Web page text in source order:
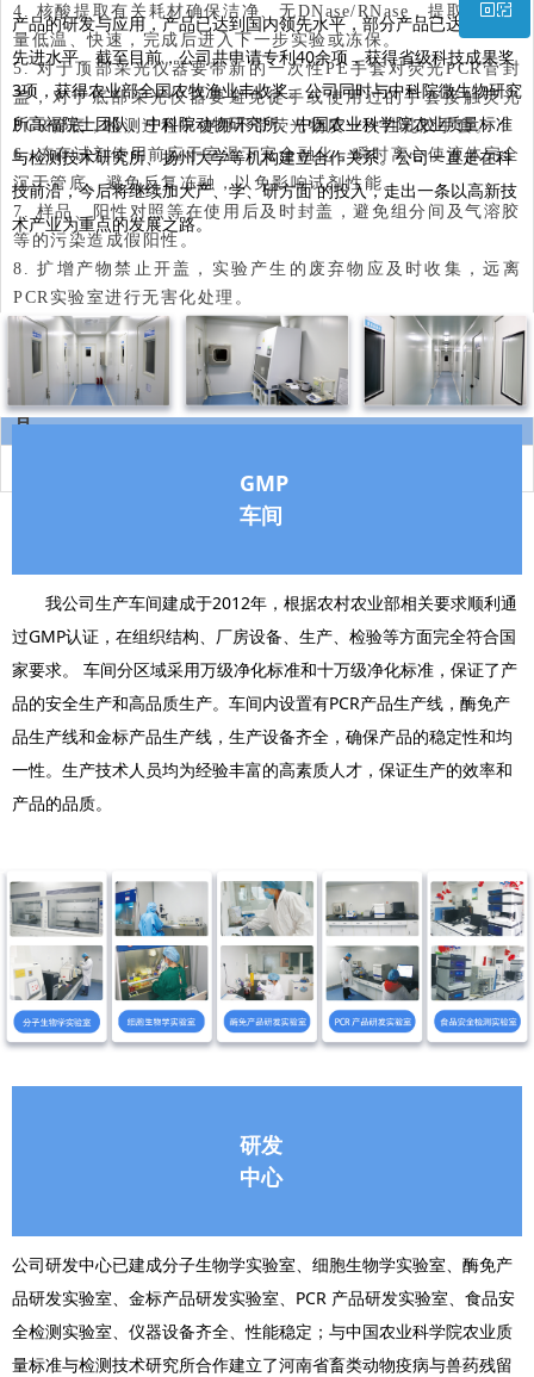
4. 核酸提取有关耗材确保洁净、无DNase/RNase，提取过程尽
量低温、快速，完成后进入下一步实验或冻保。
5. 对于顶部采光仪器要带新的一次性PE手套对荧光PCR管封
盖，对于底部采光仪器要避免徒手或使用过的手套接触荧光
PCR管底，检测过程中使用不带荧光物质一次性乳胶手套。
6. 冻存试剂使用前应于室温下完全融化，瞬时离心使液体完全
沉于管底。避免反复冻融，以免影响试剂性能。
7. 样品、阳性对照等在使用后及时封盖，避免组分间及气溶胶
等的污染造成假阳性。
8. 扩增产物禁止开盖，实验产生的废弃物应及时收集，远离
PCR实验室进行无害化处理。
【规格】50 T/盒
【贮藏与有效期】-20℃以下避光保存，有效期12个
月。
GMP
车间
研发
中心
产品的研发与应用，产品已达到国内领先水平，部分产品已达到国际
先进水平。截至目前，公司共申请专利40余项，获得省级科技成果奖
3项，获得农业部全国农牧渔业丰收奖。公司同时与中科院微生物研究
所高福院士团队、中科院动物研究所、中国农业科学院农业质量标准
与检测技术研究所、扬州大学等机构建立合作关系。公司一直走在科
技前沿，今后将继续加大产、学、研方面 的投入，走出一条以高新技
术产业为重点的发展之路。
我公司生产车间建成于2012年，根据农村农业部相关要求顺利通
过GMP认证，在组织结构、厂房设备、生产、检验等方面完全符合国
家要求。 车间分区域采用万级净化标准和十万级净化标准，保证了产
品的安全生产和高品质生产。车间内设置有PCR产品生产线，酶免产
品生产线和金标产品生产线，生产设备齐全，确保产品的稳定性和均
一性。生产技术人员均为经验丰富的高素质人才，保证生产的效率和
产品的品质。
公司研发中心已建成分子生物学实验室、细胞生物学实验室、酶免产
品研发实验室、金标产品研发实验室、PCR 产品研发实验室、食品安
全检测实验室、仪器设备齐全、性能稳定；与中国农业科学院农业质
量标准与检测技术研究所合作建立了河南省畜类动物疫病与兽药残留
微信二维码